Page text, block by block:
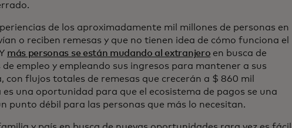
de los aproximadamente mil millones de personas en
o reciben remesas y que no tienen idea de cómo funciona el
más personas se están mudando al extranjero en busca de
empleo y empleando sus ingresos para mantener a sus
con flujos totales de remesas que crecerán a $ 860 mil
es una oportunidad para que el ecosistema de pagos se una
punto débil para las personas que más lo necesitan.